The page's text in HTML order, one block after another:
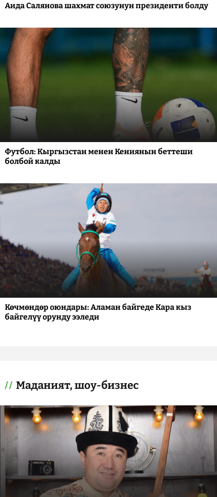
Аида Салянова шахмат союзунун президенти болду
Футбол: Кыргызстан менен Кениянын беттеши
болбой калды
Көчмөндөр оюндары: Аламан байгеде Кара кыз
байгелүү орунду ээледи
Маданият, шоу-бизнес